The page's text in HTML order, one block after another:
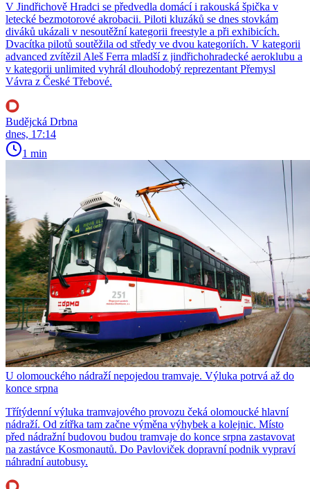
V Jindřichově Hradci se předvedla domácí i rakouská špička v
letecké bezmotorové akrobacii. Piloti kluzáků se dnes stovkám
diváků ukázali v nesoutěžní kategorii freestyle a při exhibicích.
Dvacítka pilotů soutěžila od středy ve dvou kategoriích. V kategorii
advanced zvítězil Aleš Ferra mladší z jindřichohradecké aeroklubu a
v kategorii unlimited vyhrál dlouhodobý reprezentant Přemysl
Vávra z České Třebové.
Budějcká Drbna
dnes, 17:14
1 min
U olomouckého nádraží nepojedou tramvaje. Výluka potrvá až do
konce srpna
Třítýdenní výluka tramvajového provozu čeká olomoucké hlavní
nádraží. Od zítřka tam začne výměna výhybek a kolejnic. Místo
před nádražní budovou budou tramvaje do konce srpna zastavovat
na zastávce Kosmonautů. Do Pavloviček dopravní podnik vypraví
náhradní autobusy.